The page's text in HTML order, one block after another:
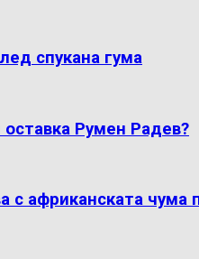
спукана гума
Румен Радев?
с африканската чума